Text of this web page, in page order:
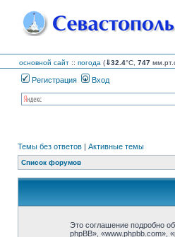
основной сайт :: погода (⇓32.4°C, 747
Регистрация Вход
Темы без ответов | Активные темы
Список форумов
Это соглашение подробно
phpBB», «www.phpbb.com»,